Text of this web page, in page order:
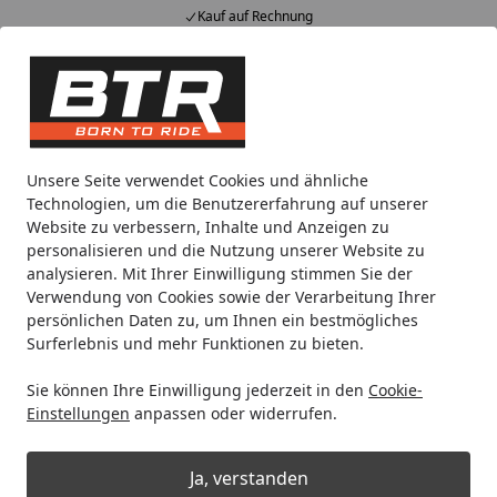
Unsere Seite verwendet Cookies und ähnliche
Technologien, um die Benutzererfahrung auf unserer
Website zu verbessern, Inhalte und Anzeigen zu
personalisieren und die Nutzung unserer Website zu
analysieren. Mit Ihrer Einwilligung stimmen Sie der
Verwendung von Cookies sowie der Verarbeitung Ihrer
persönlichen Daten zu, um Ihnen ein bestmögliches
Surferlebnis und mehr Funktionen zu bieten.
Sie können Ihre Einwilligung jederzeit in den Cookie-
Einstellungen anpassen oder widerrufen.
Ja, verstanden
Kauf auf Rechnung
Alle Produkte
Mein Konto
Suchen
Startseite
Motorradteile & Ersatzteile Anbauteile
BODYSTYLE Sportsline Bugspoiler
ABS Kunststoff blau für YAMAHA
XSR900